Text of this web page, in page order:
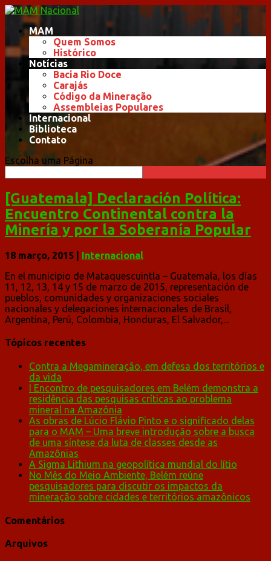
MAM
Quem Somos
Histórico
Notícias
Bacia Rio Doce
Carajás
Código da Mineração
Assembleias Populares
Internacional
Biblioteca
Contato
Escolha uma Página
[Guatemala] Declaración Política:
Encuentro Continental contra la
Minería y por la Soberanía Popular
18 março, 2015
Internacional
En el municipio de Mataquescuintla – Guatemala, los días
11, 12, 13, 14 y 15 de marzo de 2015, representación de
pueblos, comunidades y organizaciones sociales
nacionales y delegaciones internacionales de Brasil,
Argentina, Perú, Colombia, Honduras, El Salvador,...
Tópicos recentes
Contra a Megamineração, em defesa dos territórios e
da vida
I Encontro de pesquisadores em Belém demonstra a
residência das pesquisas críticas ao problema
mineral na Amazônia
As obras de Lúcio Flávio Pinto e o significado delas
para o MAM – Uma breve introdução sobre a busca
de uma síntese da luta de classes desde as
Amazônias
A Sigma Lithium na geopolítica mundial do lítio
No Mês do Meio Ambiente, Belém reúne
pesquisadores para discutir os impactos da
mineração sobre cidades e territórios amazônicos
Comentários
Arquivos